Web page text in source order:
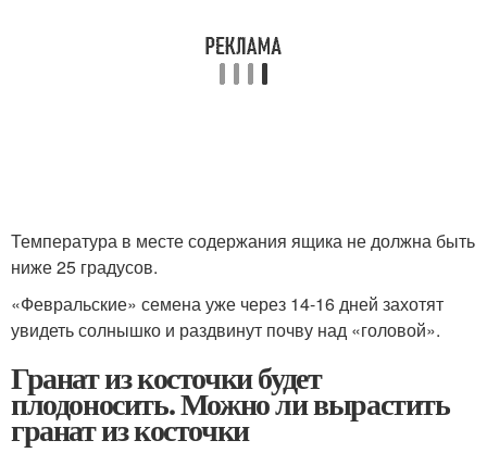
Температура в месте содержания ящика не должна быть
ниже 25 градусов.
«Февральские» семена уже через 14-16 дней захотят
увидеть солнышко и раздвинут почву над «головой».
Гранат из косточки будет
плодоносить. Можно ли вырастить
гранат из косточки